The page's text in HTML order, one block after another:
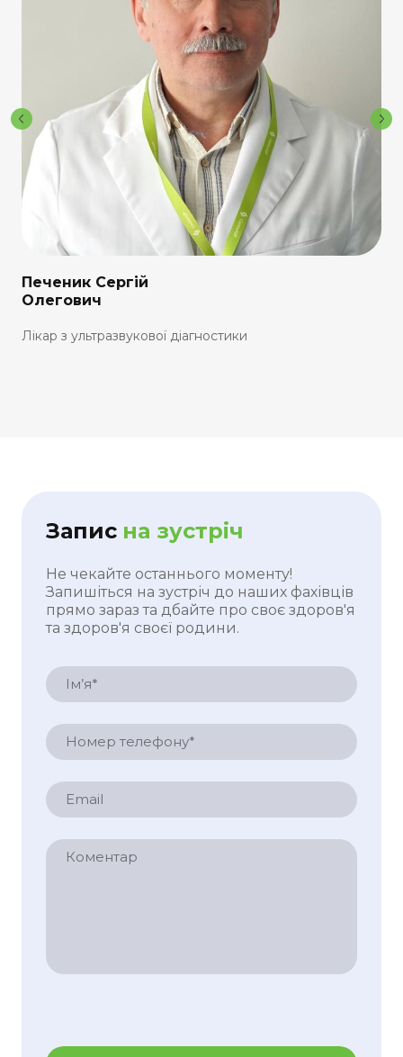
Печеник Сергій
Олегович
Лікар з ультразвукової діагностики
Запис на зустріч
Не чекайте останнього моменту!
Запишіться на зустріч до наших фахівців
прямо зараз та дбайте про своє здоров'я
та здоров'я своєї родини.